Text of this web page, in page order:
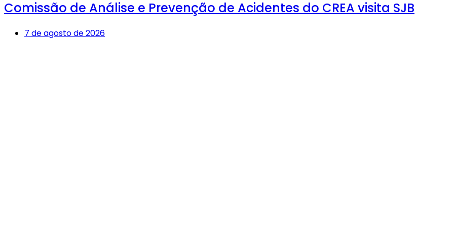
Comissão de Análise e Prevenção de Acidentes do CREA visita SJB
7 de agosto de 2026